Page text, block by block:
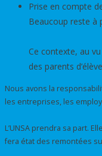
Prise en compte
Beaucoup reste à
Ce contexte, au
des parents
Nous avons la
les entreprises, les
L’UNSA prendra sa part.
fera état des remontées